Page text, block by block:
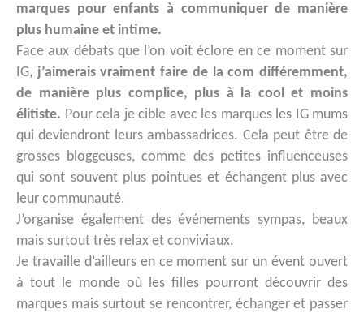
marques pour enfants à communiquer de manière
plus humaine et intime.
Face aux débats que l’on voit éclore en ce moment sur
IG, j’aimerais vraiment faire de la com différemment,
de manière plus complice, plus à la cool et moins
élitiste. Pour cela je cible avec les marques les IG mums
qui deviendront leurs ambassadrices. Cela peut être de
grosses bloggeuses, comme des petites influenceuses
qui sont souvent plus pointues et échangent plus avec
leur communauté.
J’organise également des événements sympas, beaux
mais surtout très relax et conviviaux.
Je travaille d’ailleurs en ce moment sur un évent ouvert
à tout le monde où les filles pourront découvrir des
marques mais surtout se rencontrer, échanger et passer